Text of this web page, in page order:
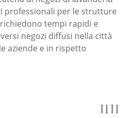
professionali per le strutture
tempi rapidi e
negozi diffusi nella città
aziende e in rispetto